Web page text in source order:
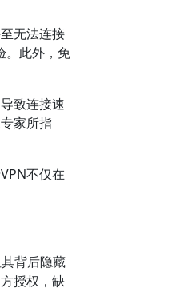
无法连接
。此外，免
致连接速
家所指
不仅在
背后隐藏
授权，缺